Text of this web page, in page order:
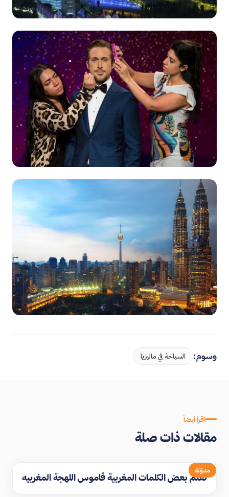
وسوم: السياحة في ماليزيا
اقرأ أيضاً
مقالات ذات صلة
مدوّنة
تعلم بعض الكلمات المغربية قاموس اللهجة المغربيه